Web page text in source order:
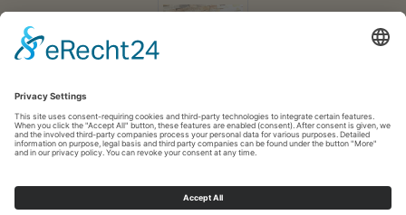
👍😃